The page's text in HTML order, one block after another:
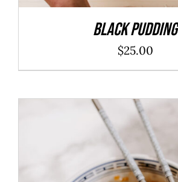
Black Pudding
$25.00